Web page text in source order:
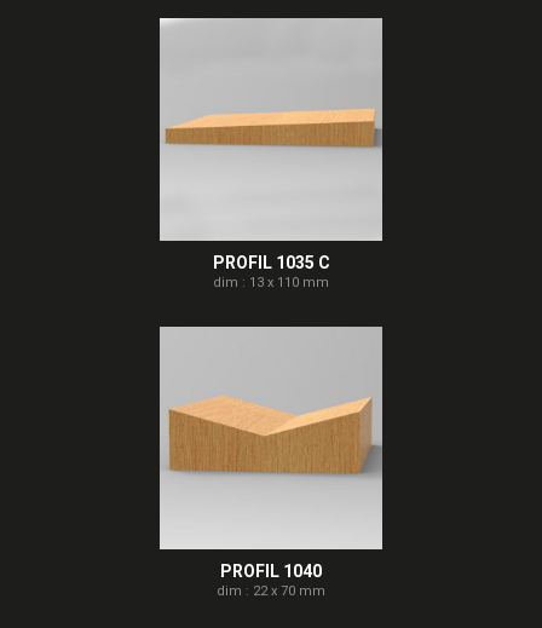
PROFIL 1035 C
dim : 13 x 110 mm
PROFIL 1040
dim : 22 x 70 mm